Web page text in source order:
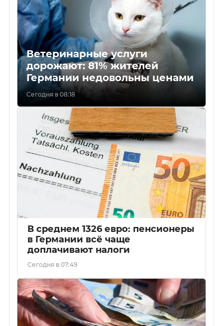
Ветеринарные услуги
дорожают: 81% жителей
Германии недовольны ценами
Сегодня в 08:18
В среднем 1326 евро: пенсионеры
в Германии всё чаще
доплачивают налоги
Сегодня в 07:49